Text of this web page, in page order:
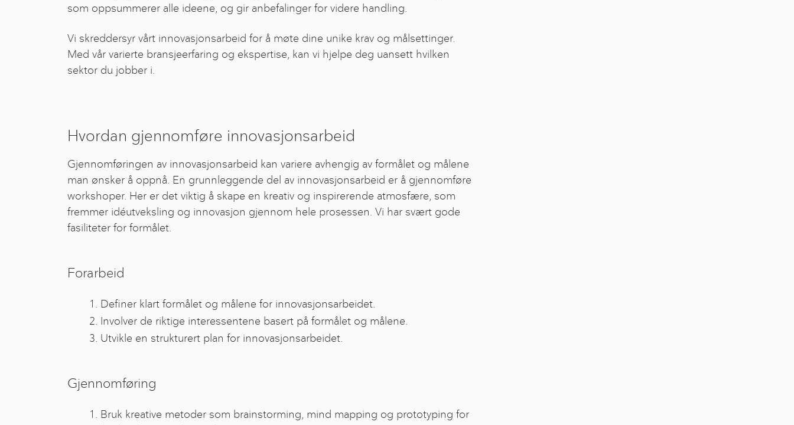
som oppsummerer alle ideene, og gir anbefalinger for videre handling.
Vi skreddersyr vårt innovasjonsarbeid for å møte dine unike krav og målsettinger.
Med vår varierte bransjeerfaring og ekspertise, kan vi hjelpe deg uansett hvilken
sektor du jobber i.
Hvordan gjennomføre innovasjonsarbeid
Gjennomføringen av innovasjonsarbeid kan variere avhengig av formålet og målene
man ønsker å oppnå. En grunnleggende del av innovasjonsarbeid er å gjennomføre
workshoper. Her er det viktig å skape en kreativ og inspirerende atmosfære, som
fremmer idéutveksling og innovasjon gjennom hele prosessen. Vi har svært gode
fasiliteter for formålet.
Forarbeid
Definer klart formålet og målene for innovasjonsarbeidet.
Involver de riktige interessentene basert på formålet og målene.
Utvikle en strukturert plan for innovasjonsarbeidet.
Gjennomføring
Bruk kreative metoder som brainstorming, mind mapping og prototyping for